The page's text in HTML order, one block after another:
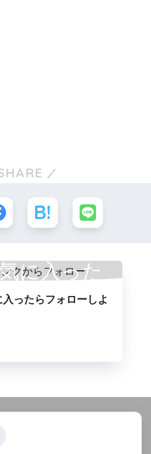
に入った
ォロー
ったらフォローしよ